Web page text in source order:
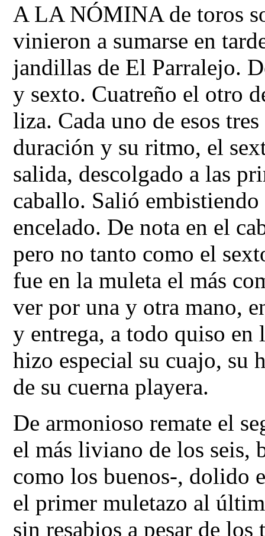
A LA NÓMINA de toros
vinieron a sumarse en
jandillas de El Parralejo.
y sexto. Cuatreño el otro
liza. Cada uno de esos
duración y su ritmo, el
salida, descolgado a las
caballo. Salió
encelado. De nota en el
pero no tanto como el
fue en la muleta el más
ver por una y otra mano,
y entrega, a todo quiso
hizo especial su cuajo, su
de su cuerna playera.
De armonioso remate el
el más liviano de los seis,
como los buenos-, dolido
el primer muletazo al
sin resabios a pesar de